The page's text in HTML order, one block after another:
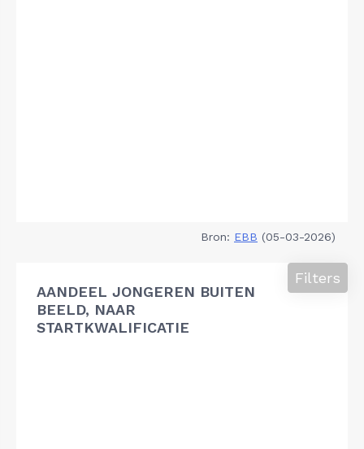
Bron: EBB (05-03-2026)
AANDEEL JONGEREN BUITEN
BEELD, NAAR
STARTKWALIFICATIE
Filters